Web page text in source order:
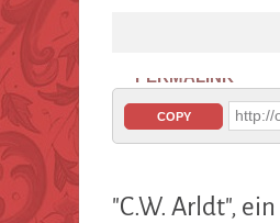
PERMALINK
COPY http://
"C.W. Arldt",